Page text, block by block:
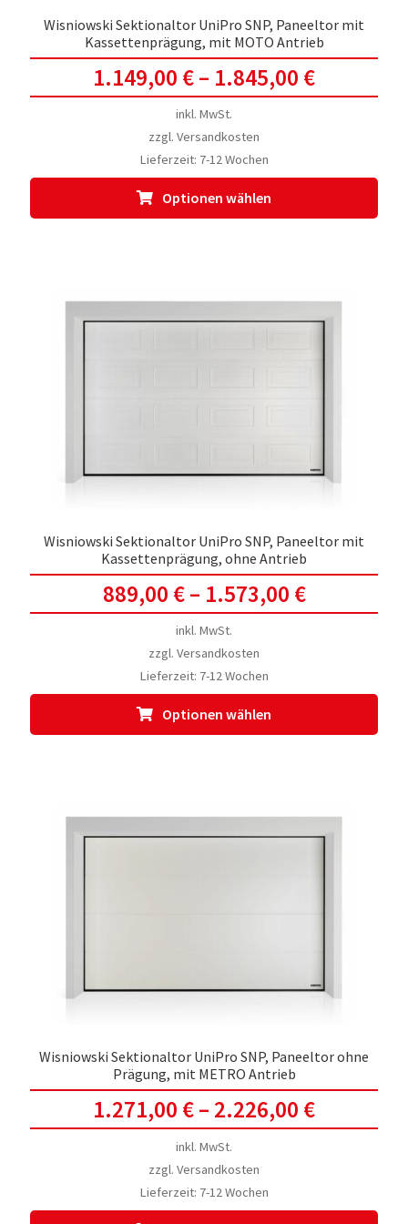
Wisniowski Sektionaltor UniPro SNP, Paneeltor mit
Kassettenprägung, mit MOTO Antrieb
1.149,00 €– 1.845,00 €
inkl. MwSt.
zzgl. Versandkosten
Lieferzeit: 7-12 Wochen
Optionen wählen
Wisniowski Sektionaltor UniPro SNP, Paneeltor mit
Kassettenprägung, ohne Antrieb
889,00 €– 1.573,00 €
inkl. MwSt.
zzgl. Versandkosten
Lieferzeit: 7-12 Wochen
Optionen wählen
Wisniowski Sektionaltor UniPro SNP, Paneeltor ohne
Prägung, mit METRO Antrieb
1.271,00 €– 2.226,00 €
inkl. MwSt.
zzgl. Versandkosten
Lieferzeit: 7-12 Wochen